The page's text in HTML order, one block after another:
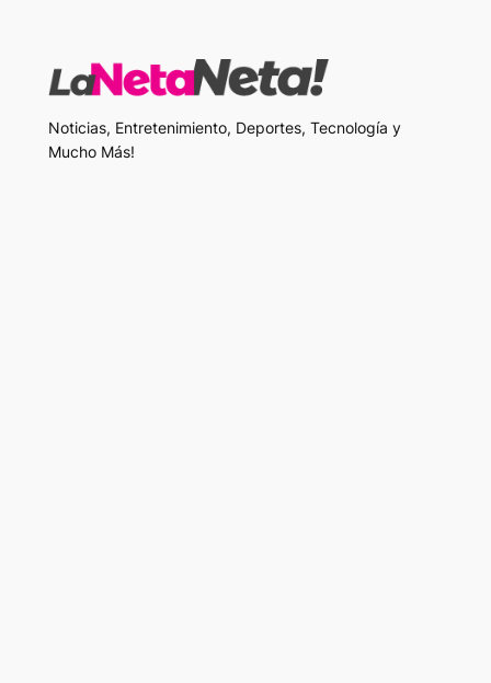
Noticias, Entretenimiento, Deportes, Tecnología y
Mucho Más!